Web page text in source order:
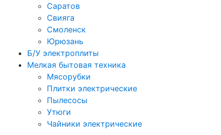
Саратов
Свияга
Смоленск
Юрюзань
Б/У электроплиты
Мелкая бытовая техника
Мясорубки
Плитки электрические
Пылесосы
Утюги
Чайники электрические